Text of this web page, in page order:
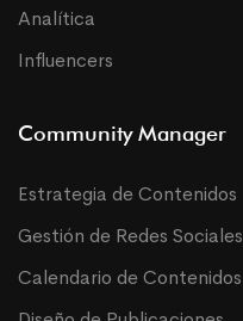
Analítica
Influencers
Community Manager
Estrategia de Contenidos
Gestión de Redes Sociales
Calendario de Contenidos